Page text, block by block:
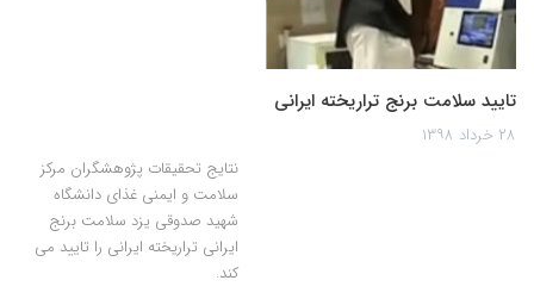
تایید سلامت برنج تراریخته ایرانی
۲۸ خرداد ۱۳۹۸
نتایج تحقیقات پژوهشگران مرکز
سلامت و ایمنی غذای دانشگاه
شهید صدوقی یزد سلامت برنج
ایرانی تراریخته ایرانی را تایید می
کند.